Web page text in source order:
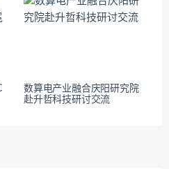
数算电产业融合庆阳研究院
赴升哲科技研讨交流